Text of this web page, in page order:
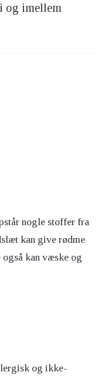
og imellem
nogle stoffer fra
kan give rødme
også kan væske og
og ikke-